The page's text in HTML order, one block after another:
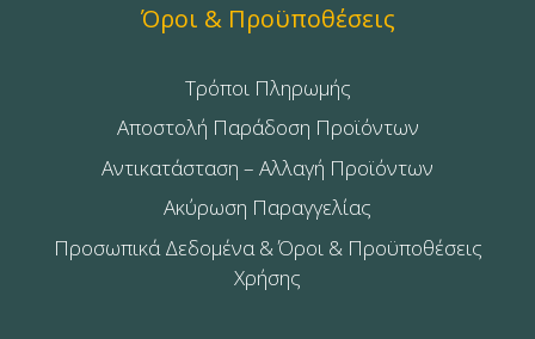
Όροι & Προϋποθέσεις
Τρόποι Πληρωμής
Αποστολή Παράδοση Προϊόντων
Αντικατάσταση – Αλλαγή Προϊόντων
Ακύρωση Παραγγελίας
Προσωπικά Δεδομένα & Όροι & Προϋποθέσεις
Χρήσης